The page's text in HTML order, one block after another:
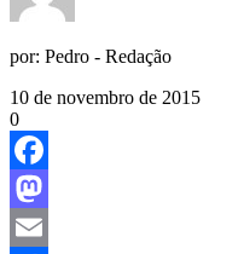
por: Pedro - Redação
10 de novembro de 2015
0
Facebook
Mastodon